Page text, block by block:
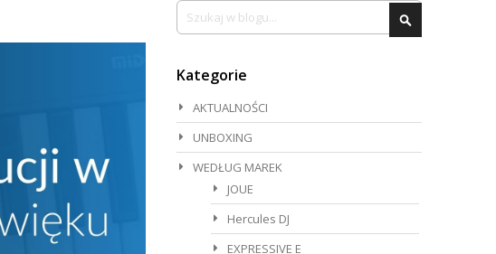
Szukaj
Kategorie
AKTUALNOŚCI
UNBOXING
WEDŁUG MAREK
JOUE
Hercules DJ
EXPRESSIVE E